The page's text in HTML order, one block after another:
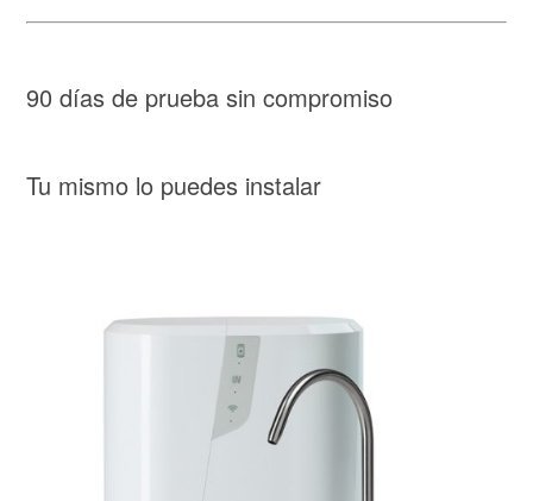
90 días de prueba sin compromiso
Tu mismo lo puedes instalar